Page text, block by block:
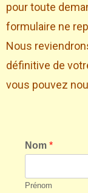
pour toute
formulaire ne
Nous
définitive de
vous pouvez
Nom *
Prénom